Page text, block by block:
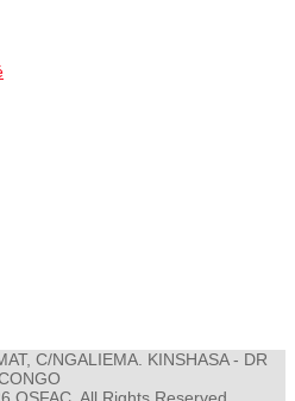
C/NGALIEMA. KINSHASA - DR